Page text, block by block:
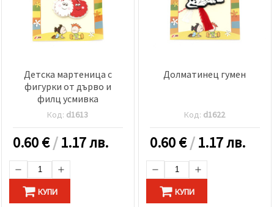
Детска мартеница с
фигурки от дърво и
филц усмивка
Код: d1613
0.60€/1.17 лв.
КУПИ
Долматинец гумен
Код: d1622
0.60€/1.17 лв.
КУПИ